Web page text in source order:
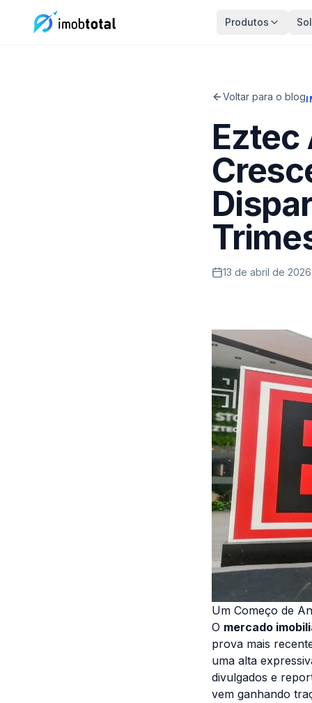
Produtos
Voltar para o blog
Eztec
13 de abril de 2026
Um Começo de
O mercado
prova mais
uma alta
divulgados e
vem ganhando